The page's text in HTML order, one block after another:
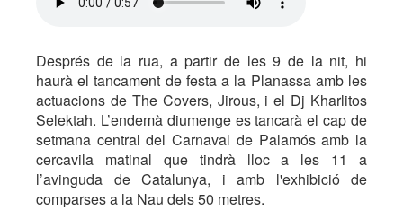
Després de la rua, a partir de les 9 de la nit, hi
haurà el tancament de festa a la Planassa amb les
actuacions de The Covers, Jirous, i el Dj Kharlitos
Selektah. L’endemà diumenge es tancarà el cap de
setmana central del Carnaval de Palamós amb la
cercavila matinal que tindrà lloc a les 11 a
l’avinguda de Catalunya, i amb l'exhibició de
comparses a la Nau dels 50 metres.